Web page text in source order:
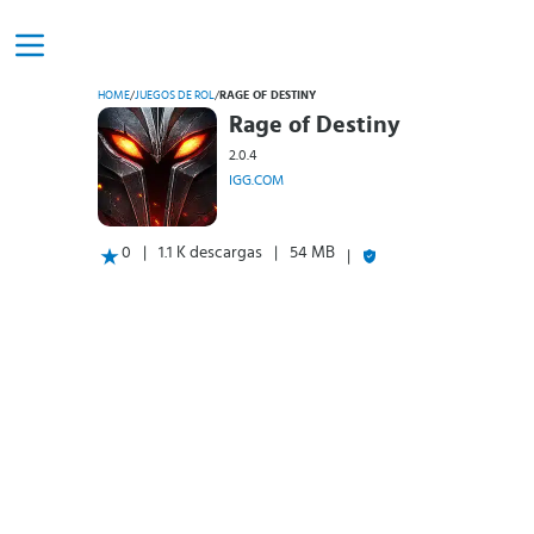
HOME/JUEGOS DE ROL/ RAGE OF DESTINY
Rage of Destiny
2.0.4
IGG.COM
0 1.1 K descargas 54 MB